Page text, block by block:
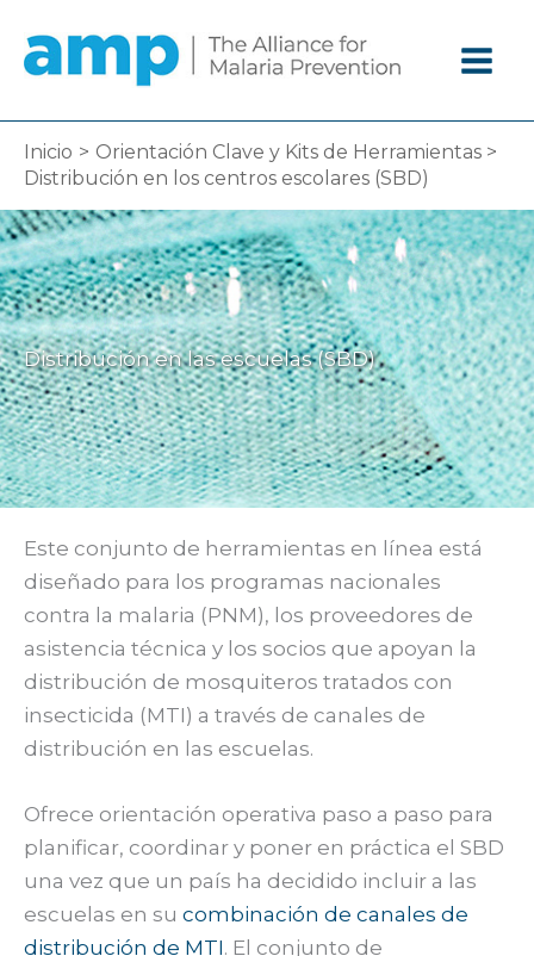
contenido
Inicio
Orientación Clave y Kits de Herramientas
Distribución en los centros escolares (SBD)
Distribución en las escuelas (SBD)
Este conjunto de herramientas en línea está
diseñado para los programas nacionales
contra la malaria (PNM), los proveedores de
asistencia técnica y los socios que apoyan la
distribución de mosquiteros tratados con
insecticida (MTI) a través de canales de
distribución en las escuelas.
Ofrece orientación operativa paso a paso para
planificar, coordinar y poner en práctica el SBD
una vez que un país ha decidido incluir a las
escuelas en su combinación de canales de
distribución de MTI. El conjunto de